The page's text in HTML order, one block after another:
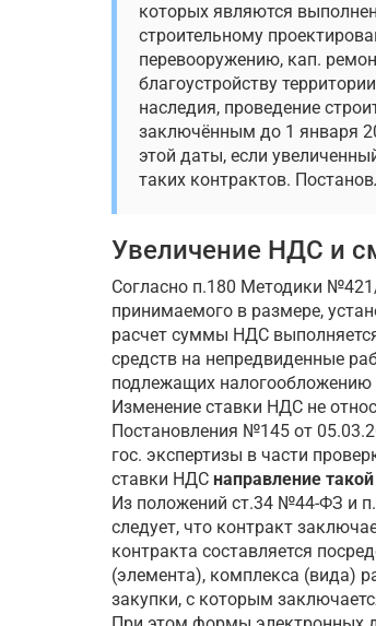
которых являются
строительному
перевооружению, кап.
благоустройству
наследия, проведение
заключённым до 1 января
этой даты, если
таких контрактов.
Увеличение НДС и
Согласно п.180 Методики
принимаемого в размере,
расчет суммы НДС выполняется
средств на непредвиденные
подлежащих налогообложению
Изменение ставки НДС не
Постановления №145 от
гос. экспертизы в части
ставки НДС направление
Из положений ст.34 №44-ФЗ и
следует, что контракт
контракта составляется
(элемента), комплекса (вида)
закупки, с которым